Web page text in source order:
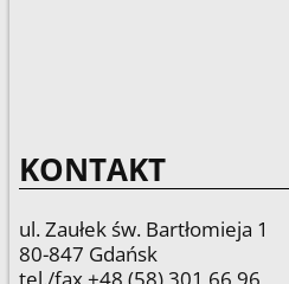
KONTAKT
ul. Zaułek św. Bartłomieja 1
80-847 Gdańsk